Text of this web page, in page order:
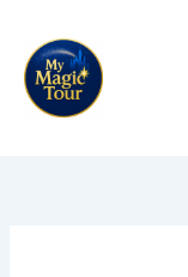
contenu